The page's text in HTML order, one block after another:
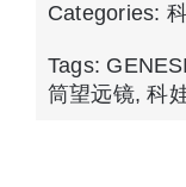
Categories:
Tags:
筒望远镜,科